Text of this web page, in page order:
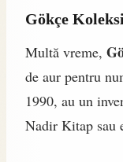
Gökçe
Multă vreme,
de aur pentru
1990, au un
Nadir Kitap sau